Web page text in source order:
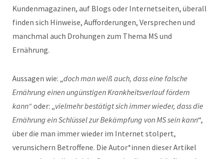
Kundenmagazinen, auf Blogs oder Internetseiten, überall
finden sich Hinweise, Aufforderungen, Versprechen und
manchmal auch Drohungen zum Thema MS und
Ernährung.
Aussagen wie: „ doch man weiß auch, dass eine falsche
Ernährung einen ungünstigen Krankheitsverlauf fördern
kann“oder: „ vielmehr bestätigt sich immer wieder, dass die
Ernährung ein Schlüssel zur Bekämpfung von MS sein kann“,
über die man immer wieder im Internet stolpert,
verunsichern Betroffene. Die Autor*innen dieser Artikel